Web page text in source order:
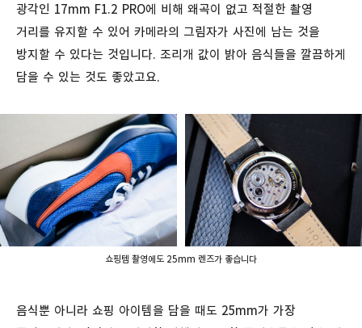
광각인 17mm F1.2 PRO에 비해 왜곡이 없고 적절한 촬영
거리를 유지할 수 있어 카메라의 그림자가 사진에 남는 것을
방지할 수 있다는 것입니다. 조리개 값이 밝아 음식들을 깔끔하게
담을 수 있는 것도 좋았고요.
쇼핑템 촬영에도 25mm 렌즈가 좋습니다
음식뿐 아니라 쇼핑 아이템을 담을 때도 25mm가 가장